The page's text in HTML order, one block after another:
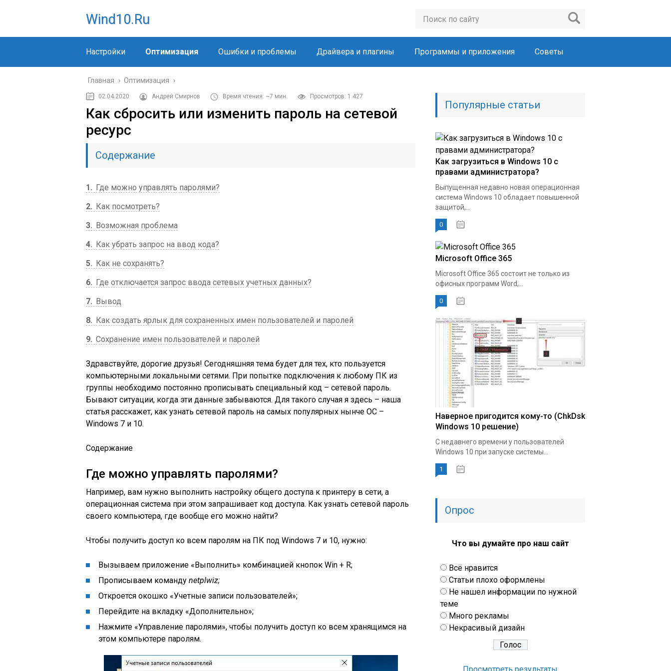
Wind10.ru
Настройки Оптимизация Ошибки и проблемы Драйвера и плагины Программы и приложения Советы
Главная › Оптимизация ›
02.04.2020 Андрей Смирнов Время чтения: ~7 мин. Просмотров: 1 427
Как сбросить или изменить пароль на сетевой
ресурс
Содержание
1
Где можно управлять паролями?
2
Как посмотреть?
3
Возможная проблема
4
Как убрать запрос на ввод кода?
5
Как не сохранять?
6
Где отключается запрос ввода сетевых учетных данных?
7
Вывод
8
Как создать ярлык для сохраненных имен пользователей и паролей
9 Сохранение имен пользователей и паролей
Здравствуйте, дорогие друзья! Сегодняшняя тема будет для тех, кто пользуется
компьютерными локальными сетями. При попытке подключения к любому ПК из
группы необходимо постоянно прописывать специальный код – сетевой пароль.
Бывают ситуации, когда эти данные забываются. Для такого случая я здесь – наша
статья расскажет, как узнать сетевой пароль на самых популярных нынче ОС –
Windows 7 и 10.
Содержание
Где можно управлять паролями?
Например, вам нужно выполнить настройку общего доступа к принтеру в сети, а
операционная система при этом запрашивает код доступа. Как узнать сетевой пароль
своего компьютера, где вообще его можно найти?
Чтобы получить доступ ко всем паролям на ПК под Windows 7 и 10, нужно:
Вызываем приложение «Выполнить» комбинацией кнопок Win + R;
Прописываем команду netplwiz;
Откроется окошко «Учетные записи пользователей»;
Перейдите на вкладку «Дополнительно»;
Нажмите «Управление паролями», чтобы получить доступ ко всем хранящимся на
этом компьютере паролям.
Популярные статьи
Как загрузиться в Windows 10 с
правами администратора?
Выпущенная недавно новая операционная
система Windows 10 обладает повышенной
защитой,...
0
Microsoft Office 365
Microsoft Office 365 состоит не только из
офисных программ Word,...
0
Наверное пригодится кому-то (ChkDsk
Windows 10 решение)
С недавнего времени у пользователей
Windows 10 при запуске системы...
1
Опрос
Что вы думайте про наш сайт
Всё нравится
Статьи плохо оформлены
Не нашел информации по нужной
теме
Много рекламы
Некрасивый дизайн